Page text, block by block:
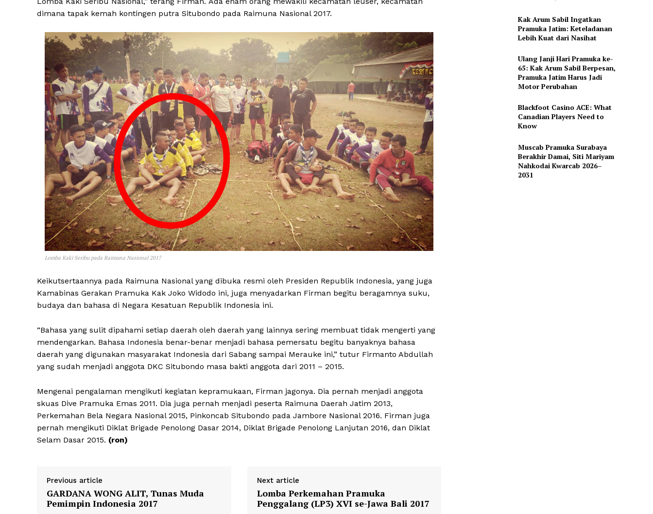
dimana tapak kemah kontingen putra Situbondo pada Raimuna Nasional 2017.
Lomba Kaki Seribu pada Raimuna Nasional 2017
Keikutsertaannya pada Raimuna Nasional yang dibuka resmi oleh Presiden Republik Indonesia, yang juga
Kamabinas Gerakan Pramuka Kak Joko Widodo ini, juga menyadarkan Firman begitu beragamnya suku,
budaya dan bahasa di Negara Kesatuan Republik Indonesia ini.
“Bahasa yang sulit dipahami setiap daerah oleh daerah yang lainnya sering membuat tidak mengerti yang
mendengarkan. Bahasa Indonesia benar-benar menjadi bahasa pemersatu begitu banyaknya bahasa
daerah yang digunakan masyarakat Indonesia dari Sabang sampai Merauke ini,” tutur Firmanto Abdullah
yang sudah menjadi anggota DKC Situbondo masa bakti anggota dari 2011 – 2015.
Mengenai pengalaman mengikuti kegiatan kepramukaan, Firman jagonya. Dia pernah menjadi anggota
skuas Dive Pramuka Emas 2011. Dia juga pernah menjadi peserta Raimuna Daerah Jatim 2013,
Perkemahan Bela Negara Nasional 2015, Pinkoncab Situbondo pada Jambore Nasional 2016. Firman juga
pernah mengikuti Diklat Brigade Penolong Dasar 2014, Diklat Brigade Penolong Lanjutan 2016, dan Diklat
Selam Dasar 2015. (ron)
Previous article
GARDANA WONG ALIT, Tunas Muda
Pemimpin Indonesia 2017
Next article
Lomba Perkemahan Pramuka
Penggalang (LP3) XVI se-Jawa Bali 2017
Kak Arum Sabil Ingatkan
Pramuka Jatim: Keteladanan
Lebih Kuat dari Nasihat
Ulang Janji Hari Pramuka ke-
65: Kak Arum Sabil Berpesan,
Pramuka Jatim Harus Jadi
Motor Perubahan
Blackfoot Casino ACE: What
Canadian Players Need to
Know
Muscab Pramuka Surabaya
Berakhir Damai, Siti Mariyam
Nahkodai Kwarcab 2026–
2031